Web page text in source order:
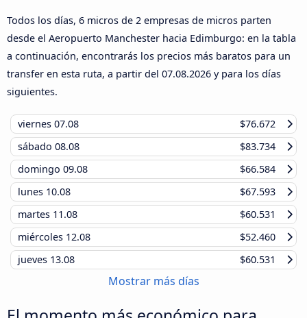
Todos los días, 6 micros de 2 empresas de micros parten
desde el Aeropuerto Manchester hacia Edimburgo: en la tabla
a continuación, encontrarás los precios más baratos para un
transfer en esta ruta, a partir del 07.08.2026 y para los días
siguientes.
viernes 07.08
$76.672
sábado 08.08
$83.734
domingo 09.08
$66.584
lunes 10.08
$67.593
martes 11.08
$60.531
miércoles 12.08
$52.460
jueves 13.08 $60.531
Mostrar más días